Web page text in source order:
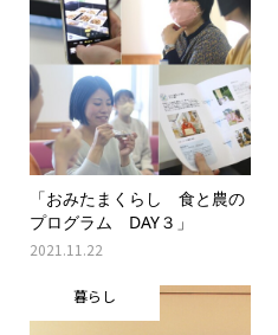
「おみたまくらし 食と農の
プログラム DAY３」
2021.11.22
暮らし